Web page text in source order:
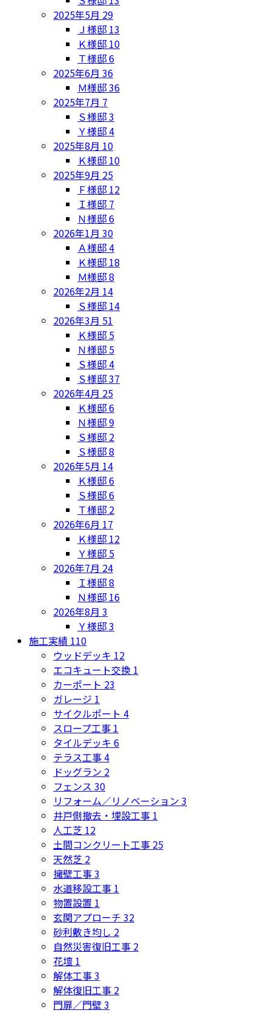
2025年5月 29
Ｊ様邸 13
Ｋ様邸 10
Ｔ様邸6
2025年6月 36
Ｍ様邸36
2025年7月 7
Ｓ様邸3
Ｙ様邸4
2025年8月 10
Ｋ様邸 10
2025年9月 25
Ｆ様邸 12
Ｉ様邸 7
Ｎ様邸6
2026年1月 30
Ａ様邸4
Ｋ様邸 18
Ｍ様邸8
2026年2月 14
Ｓ様邸 14
2026年3月 51
Ｋ様邸 5
Ｎ様邸 5
Ｓ様邸4
Ｓ様邸37
2026年4月 25
Ｋ様邸6
Ｎ様邸9
Ｓ様邸 2
Ｓ様邸8
2026年5月 14
Ｋ様邸6
Ｓ様邸6
Ｔ様邸 2
2026年6月 17
Ｋ様邸 12
Ｙ様邸 5
2026年7月 24
Ｉ様邸8
Ｎ様邸 16
2026年8月 3
Ｙ様邸3
施工実績 110
ウッドデッキ 12
エコキュート交換 1
カーポート 23
ガレージ 1
サイクルポート 4
スロープ工事 1
タイルデッキ 6
テラス工事4
ドッグラン 2
フェンス 30
リフォーム／リノベーション 3
井戸側撤去・埋設工事 1
人工芝 12
土間コンクリート工事 25
天然芝 2
擁壁工事3
水道移設工事 1
物置設置 1
玄関アプローチ 32
砂利敷き均し 2
自然災害復旧工事 2
花壇 1
解体工事3
解体復旧工事 2
門扉／門壁3